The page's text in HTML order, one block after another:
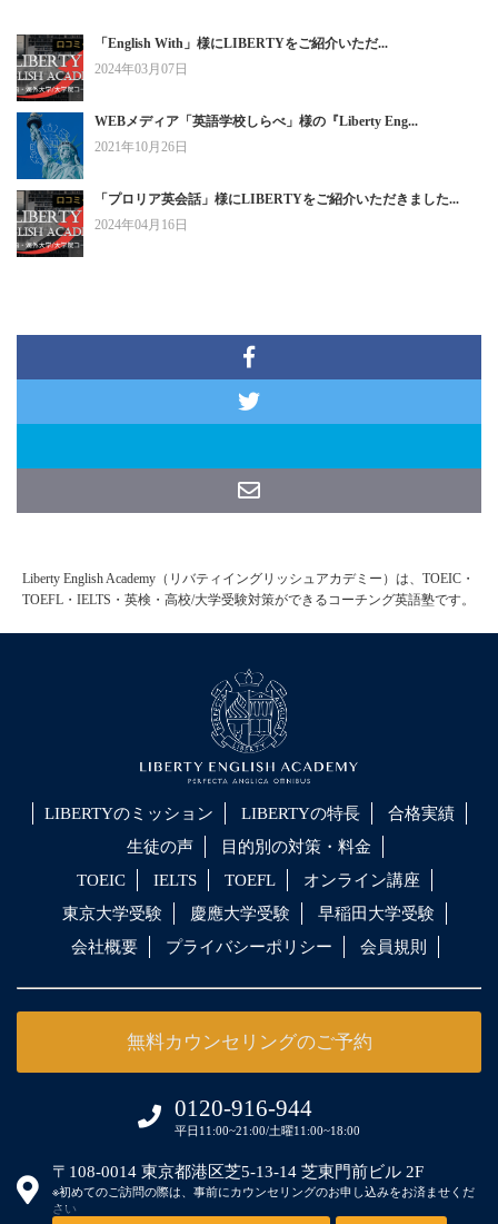
「English With」様にLIBERTYをご紹介いただ...
2024年03月07日
WEBメディア「英語学校しらべ」様の『Liberty Eng...
2021年10月26日
「プロリア英会話」様にLIBERTYをご紹介いただきました...
2024年04月16日
Liberty English Academy（リバティイングリッシュアカデミー）は、TOEIC・
TOEFL・IELTS・英検・高校/大学受験対策ができるコーチング英語塾です。
LIBERTYのミッション LIBERTYの特長
合格実績
生徒の声
目的別の対策・料金
TOEIC
IELTS TOEFL
オンライン講座
東京大学受験
慶應大学受験
早稲田大学受験
会社概要
プライバシーポリシー 会員規則
無料カウンセリングのご予約
0120-916-944
平日11:00~21:00/土曜11:00~18:00
〒108-0014 東京都港区芝5-13-14 芝東門前ビル 2F
※初めてのご訪問の際は、事前にカウンセリングのお申し込みをお済ませくだ
さい